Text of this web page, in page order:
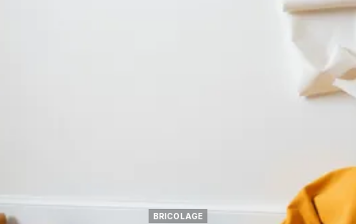
BRICOLAGE